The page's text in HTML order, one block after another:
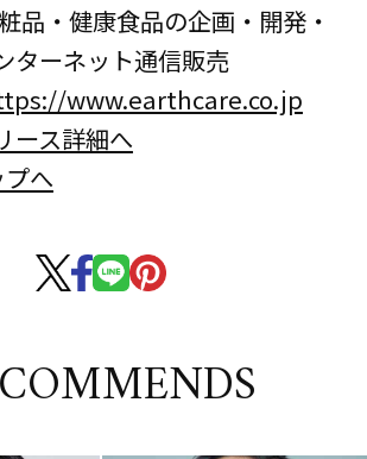
品・健康食品の企画・開発・
ターネット通信販売
www.earthcare.co.jp
ース詳細へ
へ